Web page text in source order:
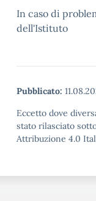
In caso di
dell'Istituto
Pubblicato:
Eccetto dove
stato rilasciato
Attribuzione 4.0